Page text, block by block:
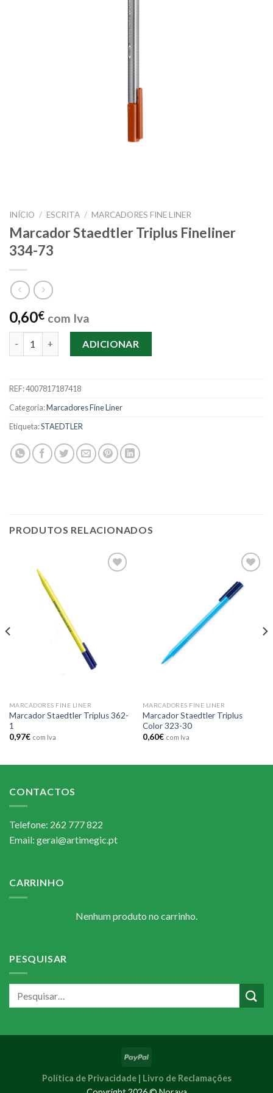
INÍCIO / ESCRITA / MARCADORES FINE LINER
Marcador Staedtler Triplus Fineliner
334-73
0,60€ com Iva
ADICIONAR
REF:4007817187418
Categoria:Marcadores Fine Liner
Etiqueta:STAEDTLER
PRODUTOS RELACIONADOS
MARCADORES FINE LINER
Marcador Staedtler Triplus 362-
1
0,97€ com Iva
MARCADORES FINE LINER
Marcador Staedtler Triplus
Color 323-30
0,60€ com Iva
CONTACTOS
Telefone: 262 777 822
Email: geral@artimegic.pt
CARRINHO
Nenhum produto no carrinho.
PESQUISAR
Política de Privacidade | Livro de Reclamações